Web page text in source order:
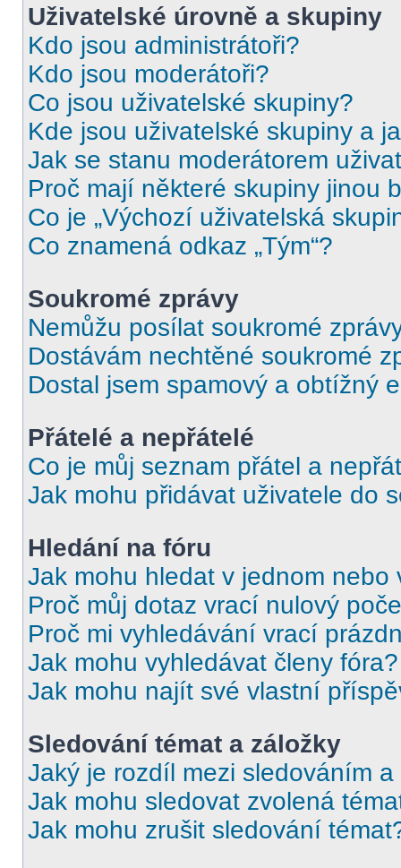
Uživatelské úrovně a skupiny
Kdo jsou administrátoři?
Kdo jsou moderátoři?
Co jsou uživatelské skupiny?
Kde jsou uživatelské skupiny a
Jak se stanu moderátorem
Proč mají některé skupiny jinou
Co je „Výchozí uživatelská
Co znamená odkaz „Tým“?
Soukromé zprávy
Nemůžu posílat soukromé
Dostávám nechtěné soukromé
Dostal jsem spamový a obtížný
Přátelé a nepřátelé
Co je můj seznam přátel a
Jak mohu přidávat uživatele do
Hledání na fóru
Jak mohu hledat v jednom nebo
Proč můj dotaz vrací nulový
Proč mi vyhledávání vrací
Jak mohu vyhledávat členy fóra?
Jak mohu najít své vlastní
Sledování témat a záložky
Jaký je rozdíl mezi sledováním a
Jak mohu sledovat zvolená
Jak mohu zrušit sledování